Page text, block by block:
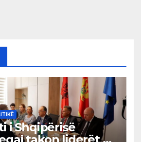
i Shqipërisë